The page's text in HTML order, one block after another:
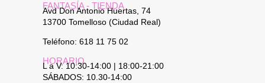
FANTASÍA - TIENDA
Avd Don Antonio Huertas, 74
13700 Tomelloso (Ciudad Real)
Teléfono: 618 11 75 02
HORARIO
L a V: 10:30-14:00 | 18:00-21:00
SÁBADOS: 10.30-14:00